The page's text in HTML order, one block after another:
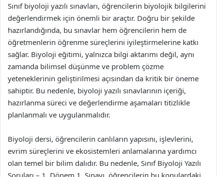
Sınıf biyoloji yazılı sınavları, öğrencilerin biyolojik bilgilerini
değerlendirmek için önemli bir araçtır. Doğru bir şekilde
hazırlandığında, bu sınavlar hem öğrencilerin hem de
öğretmenlerin öğrenme süreçlerini iyileştirmelerine katkı
sağlar. Biyoloji eğitimi, yalnızca bilgi aktarımı değil, aynı
zamanda bilimsel düşünme ve problem çözme
yeteneklerinin geliştirilmesi açısından da kritik bir öneme
sahiptir. Bu nedenle, biyoloji yazılı sınavlarının içeriği,
hazırlanma süreci ve değerlendirme aşamaları titizlikle
planlanmalı ve uygulanmalıdır.
Biyoloji dersi, öğrencilerin canlıların yapısını, işlevlerini,
evrim süreçlerini ve ekosistemleri anlamalarına yardımcı
olan temel bir bilim dalıdır. Bu nedenle, Sınıf Biyoloji Yazılı
Soruları – 1. Dönem 1. Sınavı, öğrencilerin bu konulardaki